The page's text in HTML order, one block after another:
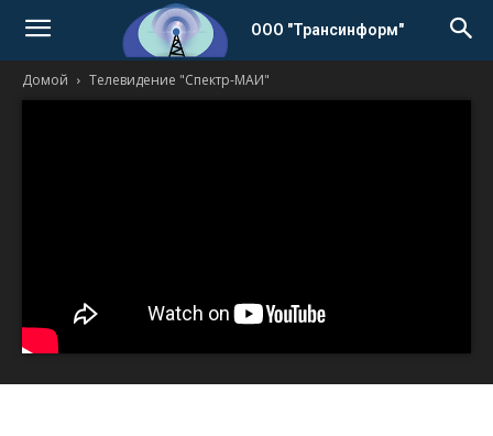
ООО "Трансинформ"
Домой Телевидение "Спектр-МАИ"